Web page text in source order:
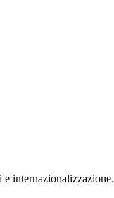
internazionalizzazione.